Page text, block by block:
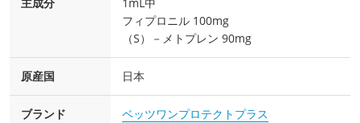
主成分
1mL中
フィプロニル 100mg
（S）－メトプレン 90mg
原産国 日本
ブランド ベッツワンプロテクトプラス